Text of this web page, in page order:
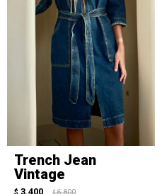
Trench Jean
Vintage
3.400 $